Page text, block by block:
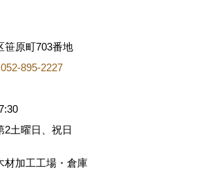
笹原町703番地
052-895-2227
2土曜日、祝日
材加工工場・倉庫